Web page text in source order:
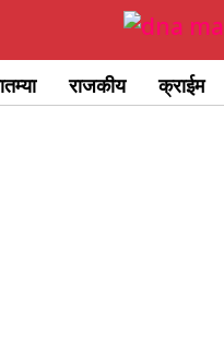
राजकीय क्राईम